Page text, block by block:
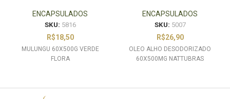
FLORA
ENCAPSULADOS
SKU: 5816
R$18,50
MULUNGU 60X500G VERDE
FLORA
60X500MG
NATTUBRAS
ENCAPSULADOS
SKU: 5007
R$26,90
OLEO ALHO DESODORIZADO
60X500MG NATTUBRAS